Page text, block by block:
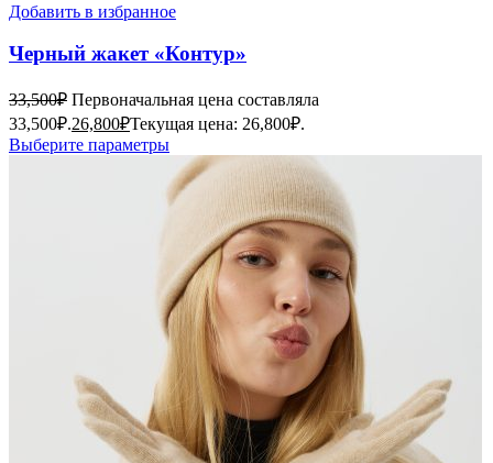
Добавить в избранное
Черный жакет «Контур»
33,500₽ Первоначальная цена составляла
33,500₽.26,800₽Текущая цена: 26,800₽.
Выберите параметры